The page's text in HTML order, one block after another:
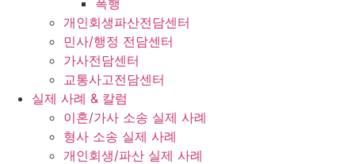
폭행
개인회생파산전담센터
민사/행정 전담센터
가사전담센터
교통사고전담센터
실제 사례 & 칼럼
이혼/가사 소송 실제 사례
형사 소송 실제 사례
개인회생/파산 실제 사례